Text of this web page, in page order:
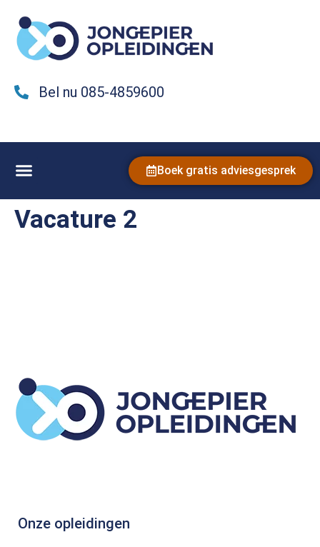
Bel nu 085-4859600
Boek gratis adviesgesprek
Vacature 2
Onze opleidingen